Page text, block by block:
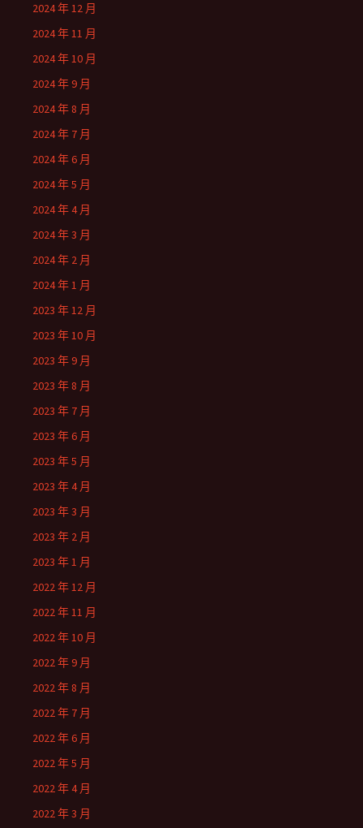
2024 年 12 月
2024 年 11 月
2024 年 10 月
2024 年 9 月
2024 年 8 月
2024 年 7 月
2024 年 6 月
2024 年 5 月
2024 年 4 月
2024 年 3 月
2024 年 2 月
2024 年 1 月
2023 年 12 月
2023 年 10 月
2023 年 9 月
2023 年 8 月
2023 年 7 月
2023 年 6 月
2023 年 5 月
2023 年 4 月
2023 年 3 月
2023 年 2 月
2023 年 1 月
2022 年 12 月
2022 年 11 月
2022 年 10 月
2022 年 9 月
2022 年 8 月
2022 年 7 月
2022 年 6 月
2022 年 5 月
2022 年 4 月
2022 年 3 月